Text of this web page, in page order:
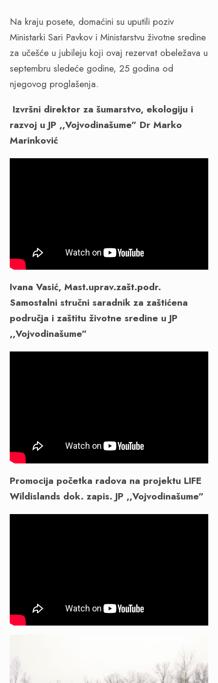
Na kraju posete, domaćini su uputili poziv
Ministarki Sari Pavkov i Ministarstvu životne sredine
za učešće u jubileju koji ovaj rezervat obeležava u
septembru sledeće godine, 25 godina od
njegovog proglašenja.
Izvršni direktor za šumarstvo, ekologiju i
razvoj u JP ,,Vojvodinašume” Dr Marko
Marinković
Ivana Vasić, Mast.uprav.zašt.podr.
Samostalni stručni saradnik za zaštićena
područja i zaštitu životne sredine u JP
,,Vojvodinašume”
Promocija početka radova na projektu LIFE
Wildislands dok. zapis. JP ,,Vojvodinašume”